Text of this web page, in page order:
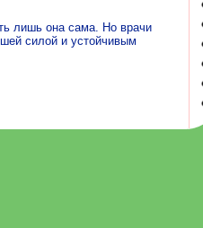
лишь она сама. Но врачи
силой и устойчивым